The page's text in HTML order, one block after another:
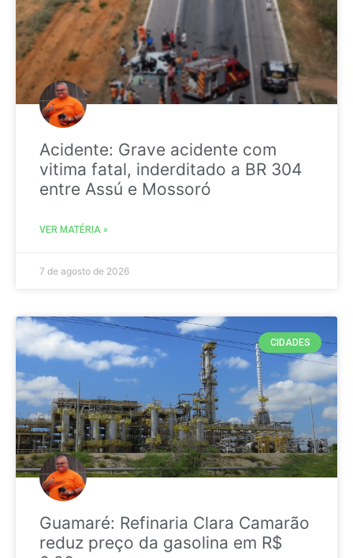
Acidente: Grave acidente com
vitima fatal, inderditado a BR 304
entre Assú e Mossoró
VER MATÉRIA »
7 de agosto de 2026
CIDADES
Guamaré: Refinaria Clara Camarão
reduz preço da gasolina em R$